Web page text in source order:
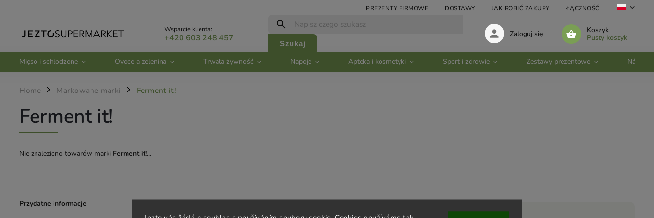
PREZENTY FIRMOWE DOSTAWY JAK ROBIĆ ZAKUPY ŁĄCZNOŚĆ
Wsparcie klienta:
+420 603 248 457
Szukaj
Koszyk
Pusty koszyk
Zaloguj się
Mięso i schłodzone Ovoce a zelenina Trwała żywność Napoje Apteka i kosmetyki Sport i zdrowie Zestawy prezentowe Nádobí
Home / Markowane marki / Ferment it!
Ferment it!
Nie znaleziono towarów marki Ferment it!...
Przydatne informacje